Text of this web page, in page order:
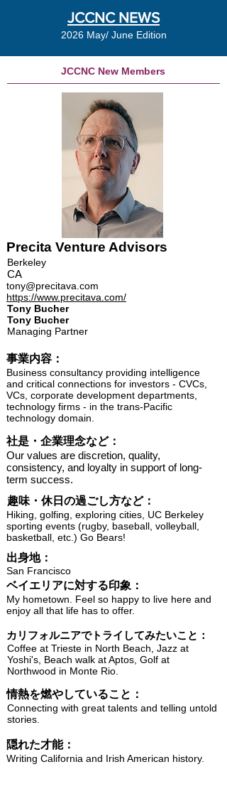
JCCNC NEWS
2026 May/ June Edition
JCCNC New Members
Precita Venture Advisors
Berkeley
CA
tony@precitava.com
https://www.precitava.com/
Tony Bucher
Tony Bucher
Managing Partner
​事業内容：
Business consultancy providing intelligence
and critical connections for investors - CVCs,
VCs, corporate development departments,
technology firms - in the trans-Pacific
technology domain.
​社是・企業理念など：
Our values are discretion, quality,
consistency, and loyalty in support of long-
term success.
趣味・休日の過ごし方など：
Hiking, golfing, exploring cities, UC Berkeley
sporting events (rugby, baseball, volleyball,
basketball, etc.) Go Bears!
出身地：
San Francisco
ベイエリアに対する印象：
My hometown. Feel so happy to live here and
enjoy all that life has to offer.
カリフォルニアでトライしてみたいこと：
Coffee at Trieste in North Beach, Jazz at
Yoshi's, Beach walk at Aptos, Golf at
Northwood in Monte Rio.
情熱を燃やしていること：
Connecting with great talents and telling untold
stories.
隠れた才能：
Writing California and Irish American history.